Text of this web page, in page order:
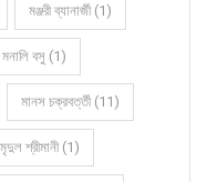
মঞ্জরী ব্যানার্জী (1)
মনালি বসু (1)
মানস চক্রবর্ত্তী (11)
মৃদুল শ্রীমানী (1)